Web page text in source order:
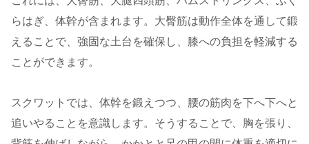
らはぎ、体幹が含まれます。大臀筋は動作全体を通して鍛
えることで、強固な土台を確保し、膝への負担を軽減する
ことができます。
スクワットでは、体幹を鍛えつつ、腰の筋肉を下へ下へと
追いやることを意識します。そうすることで、胸を張り、